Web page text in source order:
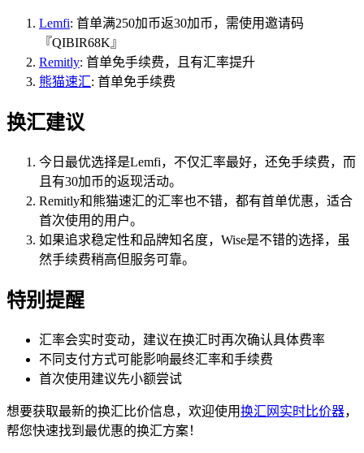
Lemfi: 首单满250加币返30加币，需使用邀请码
『QIBIR68K』
Remitly: 首单免手续费，且有汇率提升
熊猫速汇: 首单免手续费
换汇建议
今日最优选择是Lemfi，不仅汇率最好，还免手续费，而
且有30加币的返现活动。
Remitly和熊猫速汇的汇率也不错，都有首单优惠，适合
首次使用的用户。
如果追求稳定性和品牌知名度，Wise是不错的选择，虽
然手续费稍高但服务可靠。
特别提醒
汇率会实时变动，建议在换汇时再次确认具体费率
不同支付方式可能影响最终汇率和手续费
首次使用建议先小额尝试
想要获取最新的换汇比价信息，欢迎使用换汇网实时比价器，
帮您快速找到最优惠的换汇方案！